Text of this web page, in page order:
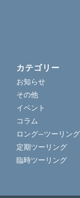
カテゴリー
お知らせ
その他
イベント
コラム
ロング―ツーリング
定期ツーリング
臨時ツーリング